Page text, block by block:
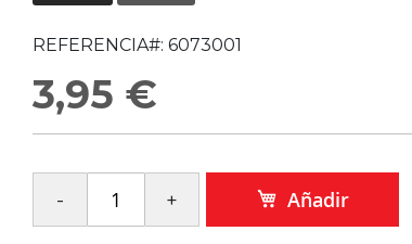
REFERENCIA#: 6073001
3,95 €
Añadir
imágenes